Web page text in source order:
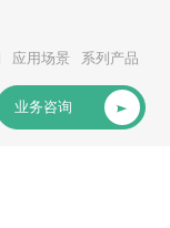
应用场景 系列产品
业务咨询